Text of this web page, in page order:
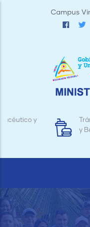
Campus
Trámite de
y Bebidas